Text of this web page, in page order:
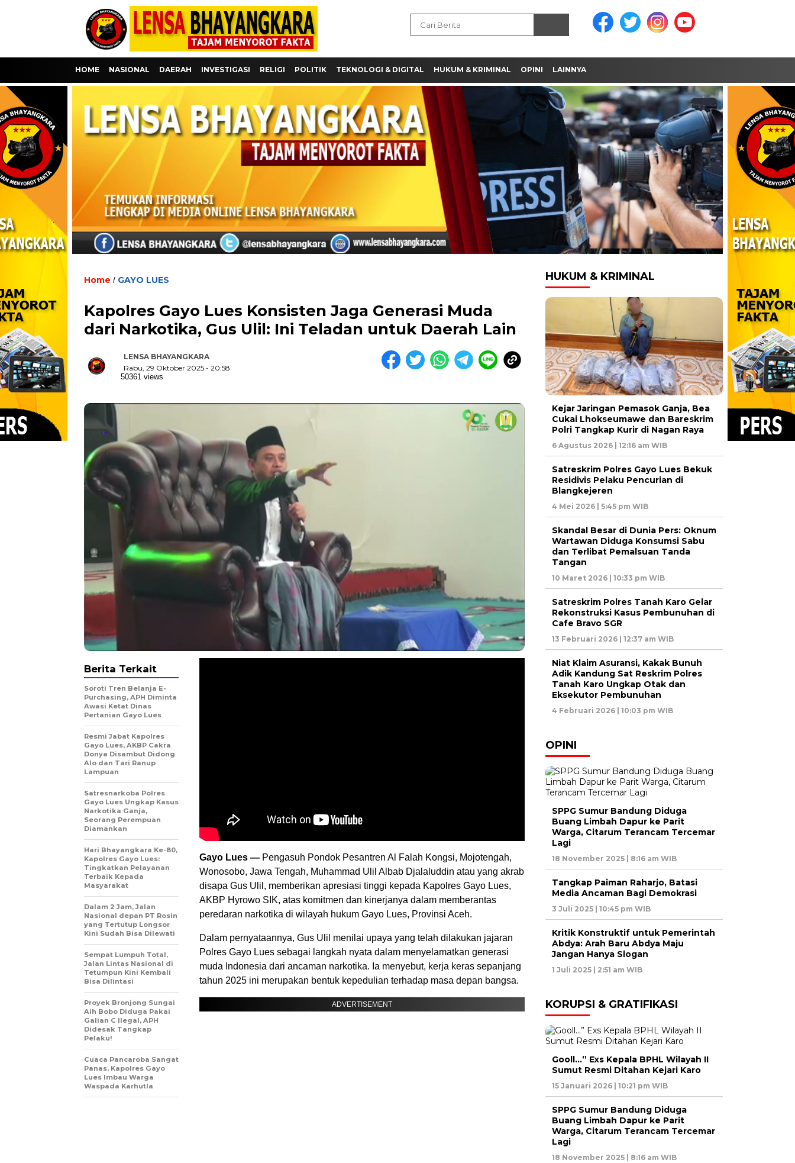
HOME NASIONAL DAERAH INVESTIGASI RELIGI POLITIK TEKNOLOGI & DIGITAL HUKUM & KRIMINAL OPINI LAINNYA
Home / GAYO LUES
Kapolres Gayo Lues Konsisten Jaga Generasi Muda
dari Narkotika, Gus Ulil: Ini Teladan untuk Daerah Lain
LENSA BHAYANGKARA
Rabu, 29 Oktober 2025 - 20:58
50361 views
Gayo Lues — Pengasuh Pondok Pesantren Al Falah Kongsi, Mojotengah,
Wonosobo, Jawa Tengah, Muhammad Ulil Albab Djalaluddin atau yang akrab
disapa Gus Ulil, memberikan apresiasi tinggi kepada Kapolres Gayo Lues,
AKBP Hyrowo SIK, atas komitmen dan kinerjanya dalam memberantas
peredaran narkotika di wilayah hukum Gayo Lues, Provinsi Aceh.
Dalam pernyataannya, Gus Ulil menilai upaya yang telah dilakukan jajaran
Polres Gayo Lues sebagai langkah nyata dalam menyelamatkan generasi
muda Indonesia dari ancaman narkotika. Ia menyebut, kerja keras sepanjang
tahun 2025 ini merupakan bentuk kepedulian terhadap masa depan bangsa.
ADVERTISEMENT
Berita Terkait
Soroti Tren Belanja E-
Purchasing, APH Diminta
Awasi Ketat Dinas
Pertanian Gayo Lues
Resmi Jabat Kapolres
Gayo Lues, AKBP Cakra
Donya Disambut Didong
Alo dan Tari Ranup
Lampuan
Satresnarkoba Polres
Gayo Lues Ungkap Kasus
Narkotika Ganja,
Seorang Perempuan
Diamankan
Hari Bhayangkara Ke-80,
Kapolres Gayo Lues:
Tingkatkan Pelayanan
Terbaik Kepada
Masyarakat
Dalam 2 Jam, Jalan
Nasional depan PT Rosin
yang Tertutup Longsor
Kini Sudah Bisa Dilewati
Sempat Lumpuh Total,
Jalan Lintas Nasional di
Tetumpun Kini Kembali
Bisa Dilintasi
Proyek Bronjong Sungai
Aih Bobo Diduga Pakai
Galian C Ilegal, APH
Didesak Tangkap
Pelaku!
Cuaca Pancaroba Sangat
Panas, Kapolres Gayo
Lues Imbau Warga
Waspada Karhutla
HUKUM & KRIMINAL
Kejar Jaringan Pemasok Ganja, Bea
Cukai Lhokseumawe dan Bareskrim
Polri Tangkap Kurir di Nagan Raya
6 Agustus 2026 | 12:16 am WIB
Satreskrim Polres Gayo Lues Bekuk
Residivis Pelaku Pencurian di
Blangkejeren
4 Mei 2026 | 5:45 pm WIB
Skandal Besar di Dunia Pers: Oknum
Wartawan Diduga Konsumsi Sabu
dan Terlibat Pemalsuan Tanda
Tangan
10 Maret 2026 | 10:33 pm WIB
Satreskrim Polres Tanah Karo Gelar
Rekonstruksi Kasus Pembunuhan di
Cafe Bravo SGR
13 Februari 2026 | 12:37 am WIB
Niat Klaim Asuransi, Kakak Bunuh
Adik Kandung Sat Reskrim Polres
Tanah Karo Ungkap Otak dan
Eksekutor Pembunuhan
4 Februari 2026 | 10:03 pm WIB
OPINI
SPPG Sumur Bandung Diduga
Buang Limbah Dapur ke Parit
Warga, Citarum Terancam Tercemar
Lagi
18 November 2025 | 8:16 am WIB
Tangkap Paiman Raharjo, Batasi
Media Ancaman Bagi Demokrasi
3 Juli 2025 | 10:45 pm WIB
Kritik Konstruktif untuk Pemerintah
Abdya: Arah Baru Abdya Maju
Jangan Hanya Slogan
1 Juli 2025 | 2:51 am WIB
KORUPSI & GRATIFIKASI
Gooll…” Exs Kepala BPHL Wilayah II
Sumut Resmi Ditahan Kejari Karo
15 Januari 2026 | 10:21 pm WIB
SPPG Sumur Bandung Diduga
Buang Limbah Dapur ke Parit
Warga, Citarum Terancam Tercemar
Lagi
18 November 2025 | 8:16 am WIB